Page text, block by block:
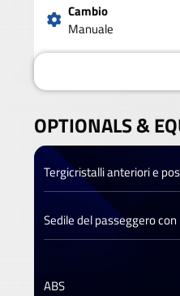
Cambio
Manuale
OPTIONALS &
Tergicristalli anteriori e
Sedile del passeggero
ABS